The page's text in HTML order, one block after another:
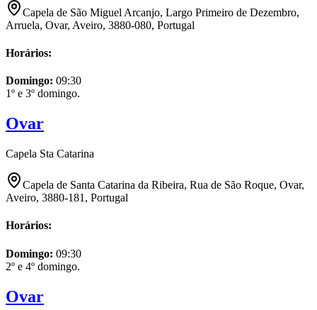
Capela de São Miguel Arcanjo, Largo Primeiro de Dezembro,
Arruela, Ovar, Aveiro, 3880-080, Portugal
Horários:
Domingo: 09:30
1º e 3º domingo.
Ovar
Capela Sta Catarina
Capela de Santa Catarina da Ribeira, Rua de São Roque, Ovar,
Aveiro, 3880-181, Portugal
Horários:
Domingo: 09:30
2º e 4º domingo.
Ovar